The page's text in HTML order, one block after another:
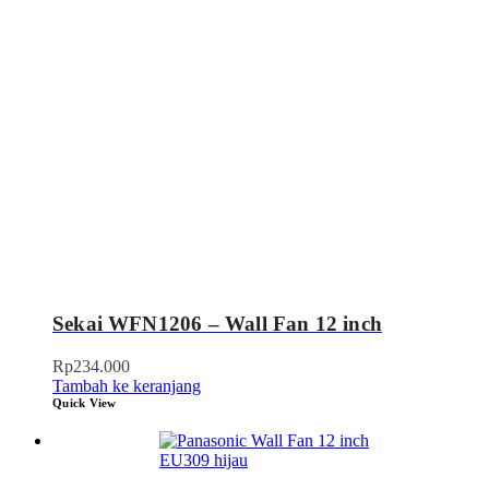
Sekai WFN1206 – Wall Fan 12 inch
Rp234.000
Tambah ke keranjang
Quick View